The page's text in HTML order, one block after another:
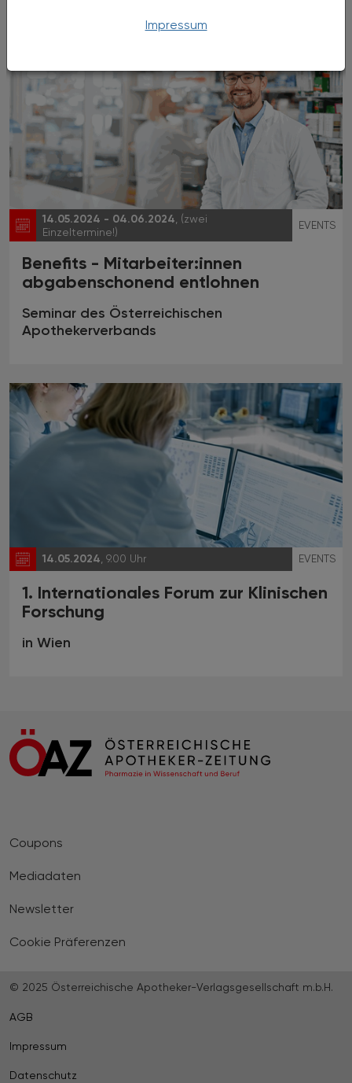
Impressum
14.05.2024 - 04.06.2024, (zwei
Einzeltermine!)
EVENTS
Benefits - Mitarbeiter:innen
abgabenschonend entlohnen
Seminar des Österreichischen
Apothekerverbands
14.05.2024, 9.00 Uhr EVENTS
1. Internationales Forum zur Klinischen
Forschung
in Wien
Coupons
Mediadaten
Newsletter
Cookie Präferenzen
© 2025 Österreichische Apotheker-Verlagsgesellschaft m.b.H.
AGB
Impressum
Datenschutz